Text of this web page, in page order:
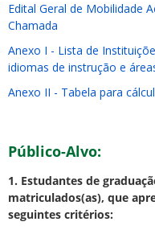
Edital Geral de Mobilidade
Chamada
Anexo I - Lista de
idiomas de instrução e
Anexo II - Tabela para
Público-Alvo:
1. Estudantes de
matriculados(as), que
seguintes critérios: